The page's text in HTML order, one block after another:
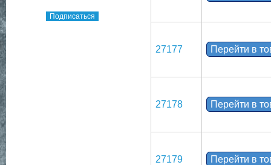
Подписаться
27177 Перейти в
27178 Перейти в
27179 Перейти в